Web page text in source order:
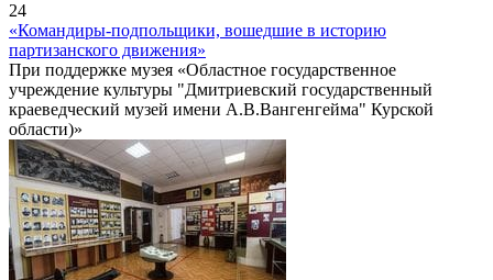
24
«Командиры-подпольщики, вошедшие в историю
партизанского движения»
При поддержке музея «Областное государственное
учреждение культуры "Дмитриевский государственный
краеведческий музей имени А.В.Вангенгейма" Курской
области)»